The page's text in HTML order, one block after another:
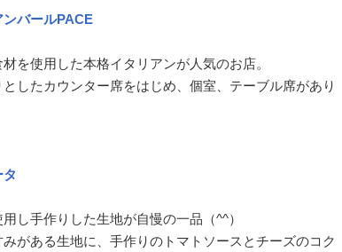
ンバールPACE
を使用した本格イタリアンが人気のお店。
したカウンター席をはじめ、個室、テーブル席があり
し手作りした生地が自慢の一品（^^）
がある生地に、手作りのトマトソースとチーズのコク